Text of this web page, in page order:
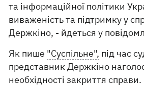
та інформаційної політики
виваженість та підтримку у
Держкіно, - йдеться у
Як пише "Суспільне", під час
представник Держкіно
необхідності закриття